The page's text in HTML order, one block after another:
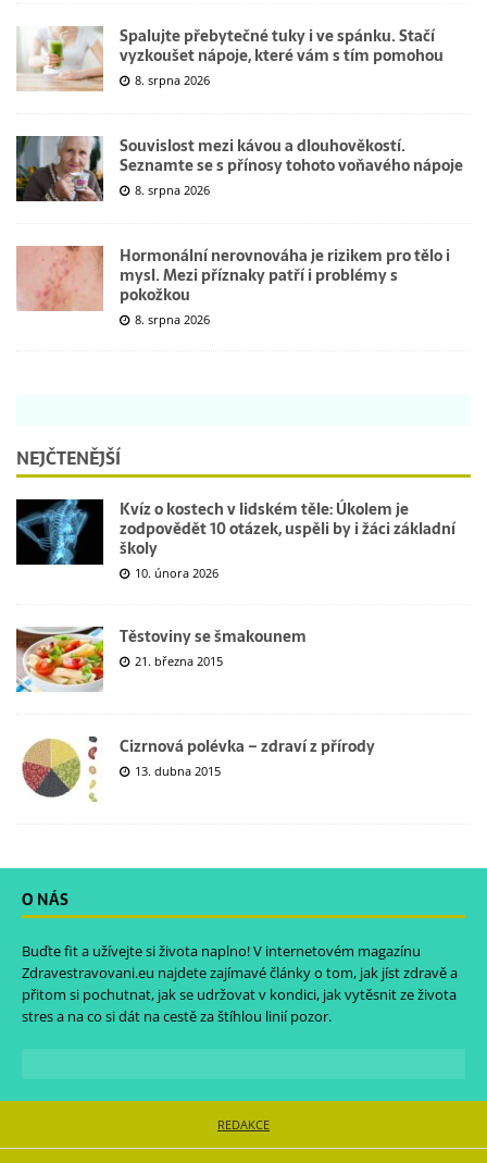
Spalujte přebytečné tuky i ve spánku. Stačí
vyzkoušet nápoje, které vám s tím pomohou
8. srpna 2026
Souvislost mezi kávou a dlouhověkostí.
Seznamte se s přínosy tohoto voňavého nápoje
8. srpna 2026
Hormonální nerovnováha je rizikem pro tělo i
mysl. Mezi příznaky patří i problémy s
pokožkou
8. srpna 2026
NEJČTENĚJŠÍ
Kvíz o kostech v lidském těle: Úkolem je
zodpovědět 10 otázek, uspěli by i žáci základní
školy
10. února 2026
Těstoviny se šmakounem
21. března 2015
Cizrnová polévka – zdraví z přírody
13. dubna 2015
O NÁS
Buďte fit a užívejte si života naplno! V internetovém magazínu
Zdravestravovani.eu najdete zajímavé články o tom, jak jíst zdravě a
přitom si pochutnat, jak se udržovat v kondici, jak vytěsnit ze života
stres a na co si dát na cestě za štíhlou linií pozor.
REDAKCE